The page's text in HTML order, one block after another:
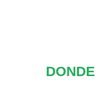
DONDE